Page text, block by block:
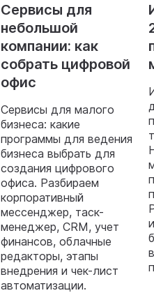
Сервисы для
небольшой
компании: как
собрать цифровой
офис
Сервисы для малого
бизнеса: какие
программы для ведения
бизнеса выбрать для
создания цифрового
офиса. Разбираем
корпоративный
мессенджер, таск-
менеджер, CRM, учет
финансов, облачные
редакторы, этапы
внедрения и чек-лист
автоматизации.